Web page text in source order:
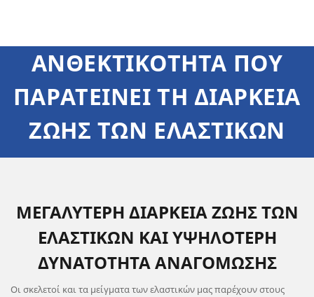
ΑΝΘΕΚΤΙΚΟΤΗΤΑ ΠΟΥ
ΠΑΡΑΤΕΙΝΕΙ ΤΗ ΔΙΑΡΚΕΙΑ
ΖΩΗΣ ΤΩΝ ΕΛΑΣΤΙΚΩΝ
ΜΕΓΑΛΥΤΕΡΗ ΔΙΑΡΚΕΙΑ ΖΩΗΣ ΤΩΝ
ΕΛΑΣΤΙΚΩΝ ΚΑΙ ΥΨΗΛΟΤΕΡΗ
ΔΥΝΑΤΟΤΗΤΑ ΑΝΑΓΟΜΩΣΗΣ
Οι σκελετοί και τα μείγματα των ελαστικών μας παρέχουν στους